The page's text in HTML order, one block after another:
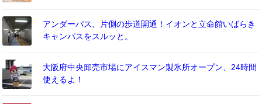
アンダーパス、片側の歩道開通！イオンと立命館いばらき
キャンパスをスルッと。
大阪府中央卸売市場にアイスマン製氷所オープン、24時間
使えるよ！